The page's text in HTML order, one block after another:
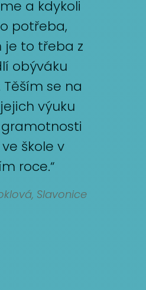
a kdykoli
potřeba,
to třeba z
obýváku
Těším se na
výuku
škole v
roce.“
Slavonice